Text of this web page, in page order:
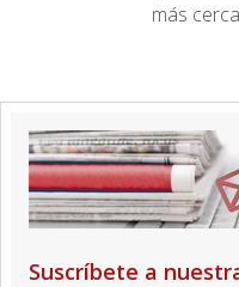
más
Suscríbete a